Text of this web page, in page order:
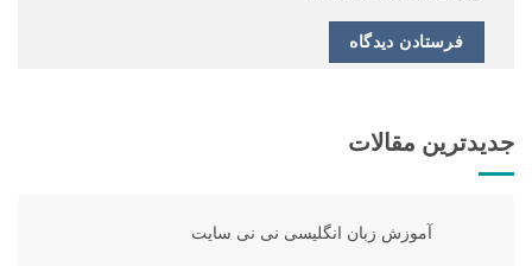
جدیدترین مقالات
آموزش زبان انگلیسی نی نی سایت